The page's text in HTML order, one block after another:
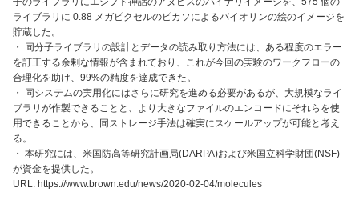
ライブラリに 0.88 メガピクセルのピカソによるバイオリンの絵のイメージを
貯蔵した。
・ 同分子ライブラリの設計とデータの読み取り方法には、ある程度のエラー
を訂正する余剰な情報が含まれており、これが今回の実験のワークフローの
合理化を助け、99%の精度を達成できた。
・ 同システムの実用化にはさらに研究を進める必要があるが、大規模なライ
ブラリが作製できることと、より大きなファイルのエンコードにそれらを使
用できることから、同ストレージ手法は確実にスケールアップが可能と考え
る。
・ 本研究には、米国防高等研究計画局(DARPA)および米国立科学財団(NSF)
が資金を提供した。
URL: https://www.brown.edu/news/2020-02-04/molecules